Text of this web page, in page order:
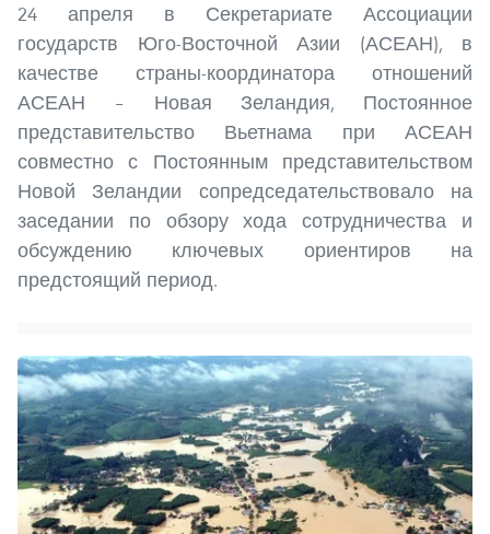
24 апреля в Секретариате Ассоциации
государств Юго-Восточной Азии (АСЕАН), в
качестве страны-координатора отношений
АСЕАН – Новая Зеландия, Постоянное
представительство Вьетнама при АСЕАН
совместно с Постоянным представительством
Новой Зеландии сопредседательствовало на
заседании по обзору хода сотрудничества и
обсуждению ключевых ориентиров на
предстоящий период.